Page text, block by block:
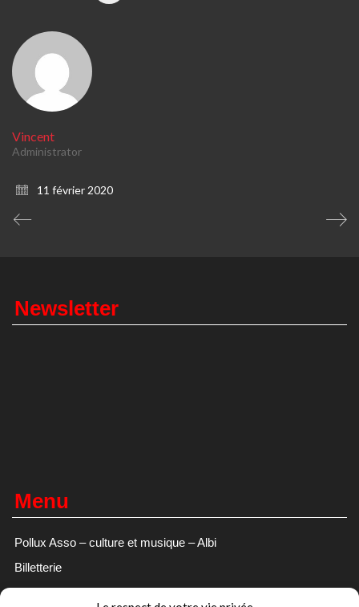
Vincent
Administrator
11 février 2020
Newsletter
Menu
Pollux Asso – culture et musique – Albi
Billetterie
Evenements/Concerts